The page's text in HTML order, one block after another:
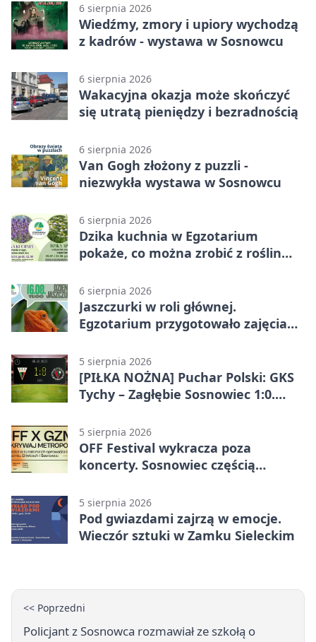
6 sierpnia 2026
Wiedźmy, zmory i upiory wychodzą
z kadrów - wystawa w Sosnowcu
6 sierpnia 2026
Wakacyjna okazja może skończyć
się utratą pieniędzy i bezradnością
6 sierpnia 2026
Van Gogh złożony z puzzli -
niezwykła wystawa w Sosnowcu
6 sierpnia 2026
Dzika kuchnia w Egzotarium
pokaże, co można zrobić z roślin
6 sierpnia 2026
Jaszczurki w roli głównej.
Egzotarium przygotowało zajęcia
5 sierpnia 2026
[PIŁKA NOŻNA] Puchar Polski: GKS
Tychy – Zagłębie Sosnowiec 1:0.
przed przerwą
5 sierpnia 2026
OFF Festival wykracza poza
koncerty. Sosnowiec częścią
5 sierpnia 2026
Pod gwiazdami zajrzą w emocje.
Wieczór sztuki w Zamku Sieleckim
<< Poprzedni
Policjant z Sosnowca rozmawiał ze szkołą o